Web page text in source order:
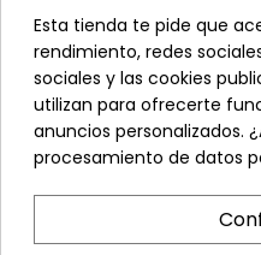
Los más vendidos
Sobre nosotros
Pon tu planta guapa
Preguntas frecuentes
Esta tienda te pide que
rendimiento, redes
sociales y las cookies
utilizan para ofrecerte
anuncios personalizados.
procesamiento de datos